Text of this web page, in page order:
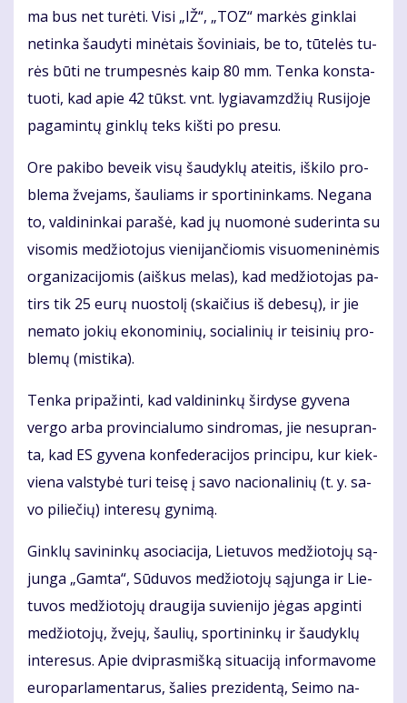
ma bus net tu­rė­ti. Vi­si „IŽ“, „TOZ“ mar­kės gin­klai
ne­tin­ka šau­dy­ti mi­nė­tais šo­vi­niais, be to, tū­te­lės tu­
rės bū­ti ne trum­pes­nės kaip 80 mm. Ten­ka kon­sta­
tuo­ti, kad apie 42 tūkst. vnt. ly­gia­vamz­džių Ru­si­jo­je
pa­ga­min­tų gin­klų teks kiš­ti po pre­su.
Ore pa­ki­bo be­veik vi­sų šau­dyk­lų at­ei­tis, iš­ki­lo pro­
ble­ma žve­jams, šau­liams ir spor­ti­nin­kams. Ne­ga­na
to, val­di­nin­kai pa­ra­šė, kad jų nuo­mo­nė su­de­rin­ta su
vi­so­mis me­džio­to­jus vie­ni­jan­čio­mis vi­suo­me­ni­nė­mis
or­ga­ni­za­ci­jo­mis (aiš­kus me­las), kad me­džio­to­jas pa­
tirs tik 25 eu­rų nuos­to­lį (skai­čius iš de­be­sų), ir jie
ne­ma­to jo­kių eko­no­mi­nių, so­cia­li­nių ir tei­si­nių pro­
ble­mų (mis­ti­ka).
Ten­ka pri­pa­žin­ti, kad val­di­nin­kų šir­dy­se gy­ve­na
ver­go ar­ba pro­vin­cia­lu­mo sin­dro­mas, jie ne­su­pran­
ta, kad ES gy­ve­na kon­fe­de­ra­ci­jos prin­ci­pu, kur kiek­
vie­na vals­ty­bė tu­ri tei­sę į sa­vo na­cio­na­li­nių (t. y. sa­
vo pi­lie­čių) in­te­re­sų gy­ni­mą.
Gin­klų sa­vi­nin­kų aso­cia­ci­ja, Lie­tu­vos me­džio­to­jų są­
jun­ga „Gam­ta“, Sū­du­vos me­džio­to­jų są­jun­ga ir Lie­
tu­vos me­džio­to­jų drau­gi­ja su­vie­ni­jo jė­gas ap­gin­ti
me­džio­to­jų, žve­jų, šau­lių, spor­ti­nin­kų ir šau­dyk­lų
in­te­re­sus. Apie dvi­pras­miš­ką si­tu­a­ci­ją in­for­ma­vo­me
eu­ro­par­la­men­ta­rus, ša­lies pre­zi­den­tą, Sei­mo na­